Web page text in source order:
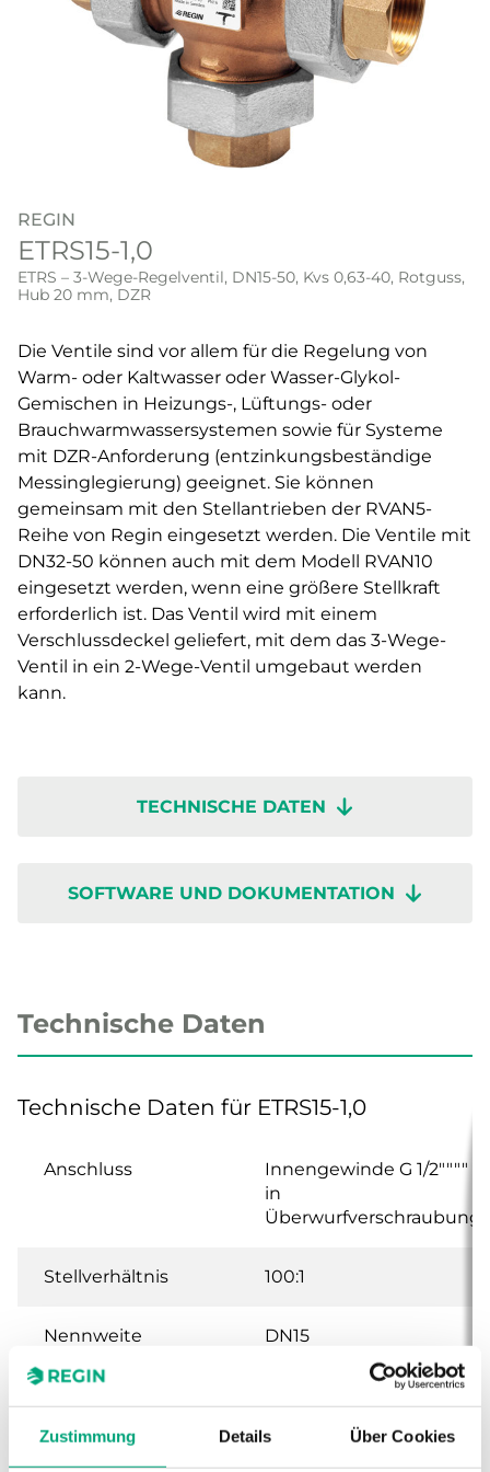
Zustimmung Details Über Cookies
REGIN
ETRS15-1,0
ETRS – 3-Wege-Regelventil, DN15-50, Kvs 0,63-40, Rotguss,
Hub 20 mm, DZR
Die Ventile sind vor allem für die Regelung von
Warm- oder Kaltwasser oder Wasser-Glykol-
Gemischen in Heizungs-, Lüftungs- oder
Brauchwarmwassersystemen sowie für Systeme
mit DZR-Anforderung (entzinkungsbeständige
Messinglegierung) geeignet. Sie können
gemeinsam mit den Stellantrieben der RVAN5-
Reihe von Regin eingesetzt werden. Die Ventile mit
DN32-50 können auch mit dem Modell RVAN10
eingesetzt werden, wenn eine größere Stellkraft
erforderlich ist. Das Ventil wird mit einem
Verschlussdeckel geliefert, mit dem das 3-Wege-
Ventil in ein 2-Wege-Ventil umgebaut werden
kann.
TECHNISCHE DATEN
SOFTWARE UND DOKUMENTATION
Technische Daten
Technische Daten für ETRS15-1,0
Anschluss
Innengewinde G 1/2""""
in
Überwurfverschraubung
Stellverhältnis 100:1
Nennweite DN15